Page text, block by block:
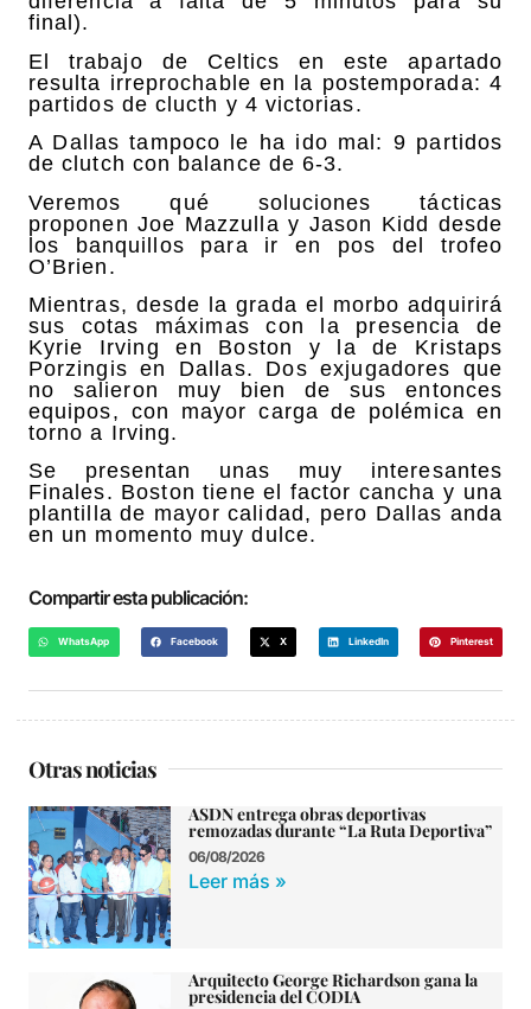
final).
El trabajo de Celtics en este apartado
resulta irreprochable en la postemporada: 4
partidos de clucth y 4 victorias.
A Dallas tampoco le ha ido mal: 9 partidos
de clutch con balance de 6-3.
Veremos qué soluciones tácticas
proponen Joe Mazzulla y Jason Kidd desde
los banquillos para ir en pos del trofeo
O’Brien.
Mientras, desde la grada el morbo adquirirá
sus cotas máximas con la presencia de
Kyrie Irving en Boston y la de Kristaps
Porzingis en Dallas. Dos exjugadores que
no salieron muy bien de sus entonces
equipos, con mayor carga de polémica en
torno a Irving.
Se presentan unas muy interesantes
Finales. Boston tiene el factor cancha y una
plantilla de mayor calidad, pero Dallas anda
en un momento muy dulce.
Compartir esta publicación:
WhatsApp Facebook X LinkedIn Pinterest
Otras noticias
ASDN entrega obras deportivas
remozadas durante “La Ruta Deportiva”
06/08/2026
Leer más »
Arquitecto George Richardson gana la
presidencia del CODIA